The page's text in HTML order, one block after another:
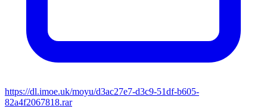
https://dl.imoe.uk/moyu/d3ac27e7-d3c9-51df-b605-
82a4f2067818.rar